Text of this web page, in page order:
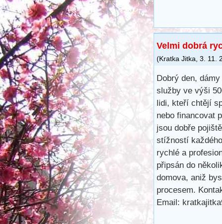
Velmi dobrá
(Kratka Jitka 3. 11.
Dobrý den,
služby ve výši
lidi, kteří chtějí
nebo financovat
jsou dobře
stížností
rychlé a
připsán do
domova, aniž
procesem.
Email: